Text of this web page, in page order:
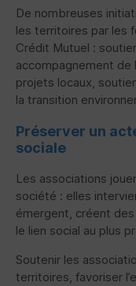
De nombreuses
les territoires par les
Crédit Mutuel :
accompagnement de
projets locaux,
la transition
Préserver un
sociale
Les associations
société : elles
émergent, créent
le lien social au plus
Soutenir les
territoires, favoriser